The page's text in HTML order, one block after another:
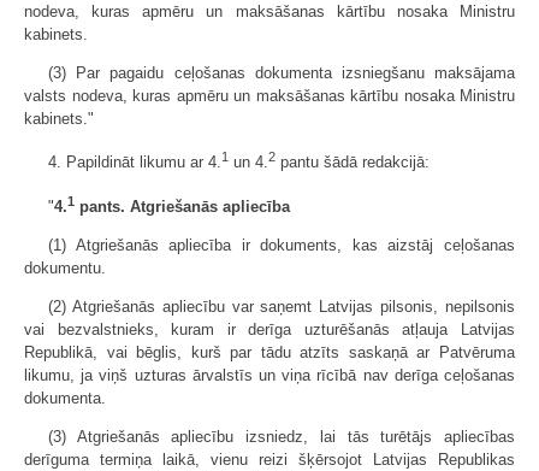
nodeva, kuras apmēru un maksāšanas kārtību nosaka Ministru
kabinets.
(3) Par pagaidu ceļošanas dokumenta izsniegšanu maksājama
valsts nodeva, kuras apmēru un maksāšanas kārtību nosaka Ministru
kabinets."
4. Papildināt likumu ar 4.1 un 4.2 pantu šādā redakcijā:
"4.1 pants. Atgriešanās apliecība
(1) Atgriešanās apliecība ir dokuments, kas aizstāj ceļošanas
dokumentu.
(2) Atgriešanās apliecību var saņemt Latvijas pilsonis, nepilsonis
vai bezvalstnieks, kuram ir derīga uzturēšanās atļauja Latvijas
Republikā, vai bēglis, kurš par tādu atzīts saskaņā ar Patvēruma
likumu, ja viņš uzturas ārvalstīs un viņa rīcībā nav derīga ceļošanas
dokumenta.
(3) Atgriešanās apliecību izsniedz, lai tās turētājs apliecības
derīguma termiņa laikā, vienu reizi šķērsojot Latvijas Republikas